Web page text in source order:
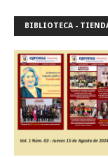
BIBLIOTECA -